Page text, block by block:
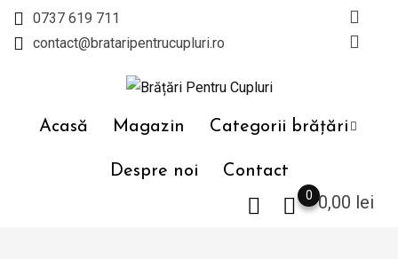
Skip
0737 619 711
contact@brataripentrucupluri.ro
Acasă Magazin Categorii brățări
Despre noi Contact
0,00 lei
0